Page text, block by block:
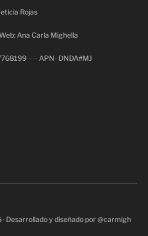
Rojas
Ana Carla Mighella
– – APN- DNDA#MJ
Desarrollado y diseñado por @carmigh